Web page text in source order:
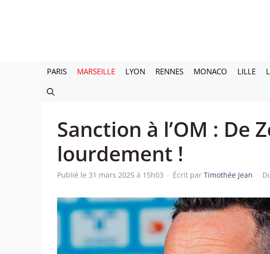
PARIS MARSEILLE LYON RENNES MONACO LILLE
Sanction à l’OM : De
lourdement !
Publié le 31 mars 2025 à 15h03 · Écrit parTimothée Jean ·